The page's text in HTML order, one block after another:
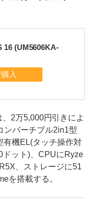
16 (UM5606KA-
2万5,000円引きによ
ンバーチブル2in1型
有機EL(タッチ操作対
ドット)、CPUにRyze
、ストレージに51
を搭載する。